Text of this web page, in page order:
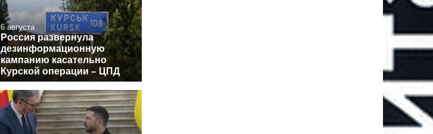
6 августа
Россия развернула
дезинформационную
кампанию касательно
Курской операции – ЦПД